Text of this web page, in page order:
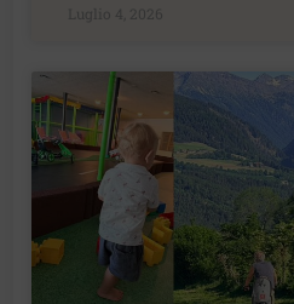
Luglio 4, 2026